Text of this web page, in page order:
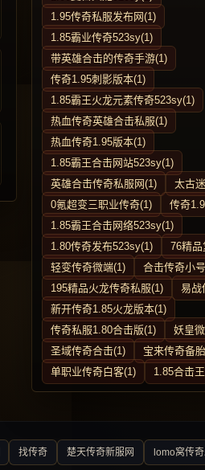
1.95传奇私服发布网(1)
1.85霸业传奇523sy(1)
带英雄合击的传奇手游(1)
传奇1.95刺影版本(1)
1.85霸王火龙元素传奇523sy(1)
热血传奇英雄合击私服(1)
热血传奇1.95版本(1)
1.85霸王合击网站523sy(1)
英雄合击传奇私服网(1)
太古
0氪超变三职业传奇(1)
传奇
1.85霸王合击网络523sy(1)
1.80传奇发布523sy(1)
76精
轻变传奇微端(1)
合击传奇小
195精品火龙传奇私服(1)
易战
新开传奇1.85火龙版本(1)
传奇私服1.80合击版(1)
妖皇
圣域传奇合击(1)
宝来传奇备
单职业传奇白客(1)
1.85合击
找传奇 楚天传奇新服网 lomo窝传